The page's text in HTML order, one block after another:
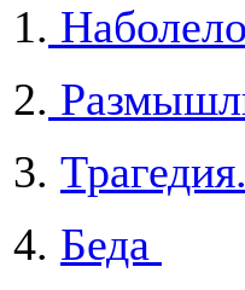
1.
2.
3.
4. Беда